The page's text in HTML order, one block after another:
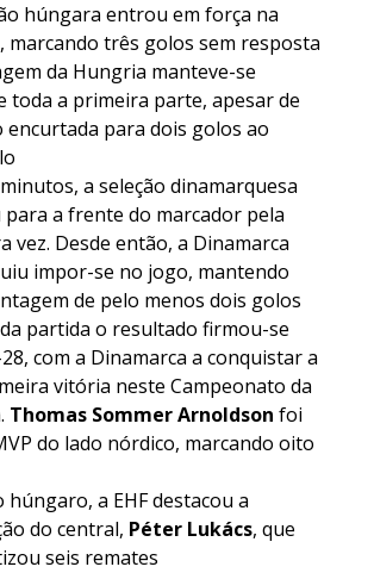
húngara entrou em força na
marcando três golos sem resposta
da Hungria manteve-se
toda a primeira parte, apesar de
encurtada para dois golos ao
a seleção dinamarquesa
para a frente do marcador pela
vez. Desde então, a Dinamarca
impor-se no jogo, mantendo
de pelo menos dois golos
partida o resultado firmou-se
com a Dinamarca a conquistar a
vitória neste Campeonato da
Thomas Sommer Arnoldson foi
do lado nórdico, marcando oito
húngaro, a EHF destacou a
do central, Péter Lukács, que
seis remates